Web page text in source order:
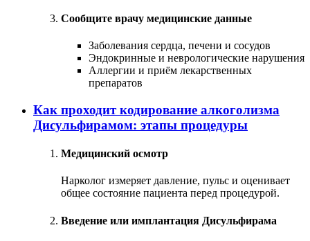
Сообщите врачу медицинские данные
Заболевания сердца, печени и сосудов
Эндокринные и неврологические нарушения
Аллергии и приём лекарственных
препаратов
Как проходит кодирование алкоголизма
Дисульфирамом: этапы процедуры
Медицинский осмотр
Нарколог измеряет давление, пульс и оценивает
общее состояние пациента перед процедурой.
Введение или имплантация Дисульфирама